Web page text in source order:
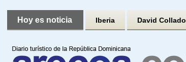
Hoy es noticia Iberia David Collado